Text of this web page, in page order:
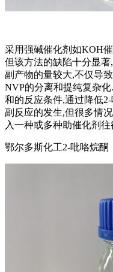
采用强碱催化剂如KOH
但该方法的缺陷十分显
副产物的量较大,不仅导
NVP的分离和提纯复杂
和的反应条件,通过降低
副反应的发生,但很多情
入一种或多种助催化剂
鄂尔多斯化工2-吡咯烷酮